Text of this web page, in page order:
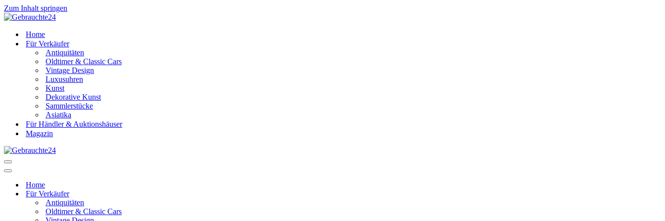
Zum Inhalt springen
Home
Für Verkäufer
Antiquitäten
Oldtimer & Classic Cars
Vintage Design
Luxusuhren
Kunst
Dekorative Kunst
Sammlerstücke
Asiatika
Für Händler & Auktionshäuser
Magazin
Navigationsmenü
Navigationsmenü
Home
Für Verkäufer
Antiquitäten
Oldtimer & Classic Cars